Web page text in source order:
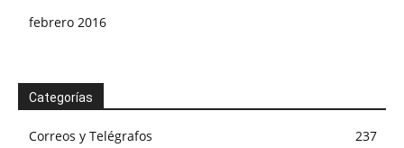
febrero 2016
Categorías
Correos y Telégrafos
237